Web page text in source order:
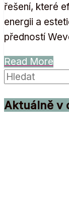
řešení, které
energii a
předností
Read More
Aktuálně v